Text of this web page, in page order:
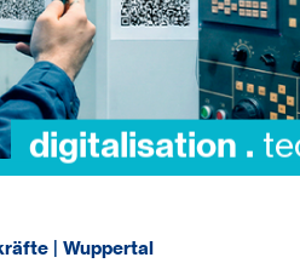
digitalisation .
| Wuppertal